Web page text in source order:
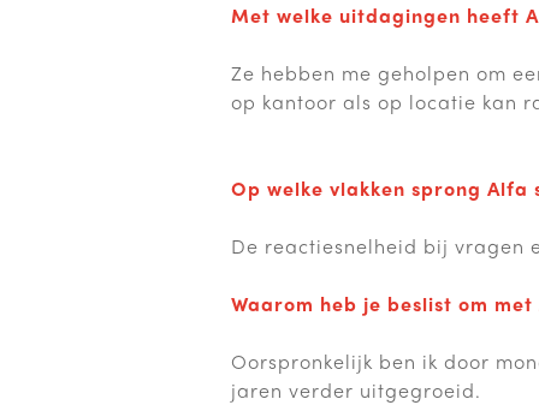
Met welke uitdagingen heeft
Ze hebben me geholpen om
op kantoor als op locatie kan
Op welke vlakken sprong
De reactiesnelheid bij vragen
Waarom heb je beslist om
Oorspronkelijk ben ik door
jaren verder uitgegroeid.